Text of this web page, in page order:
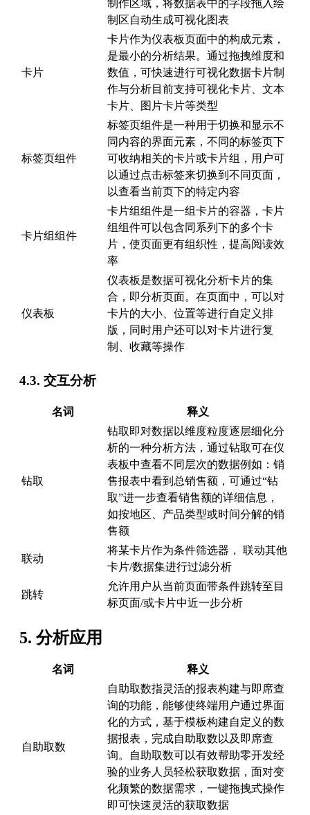
制作区域，将数据表中的字段拖入绘
制区自动生成可视化图表
卡片
卡片作为仪表板页面中的构成元素，
是最小的分析结果。通过拖拽维度和
数值，可快速进行可视化数据卡片制
作与分析目前支持可视化卡片、文本
卡片、图片卡片等类型
标签页组件
标签页组件是一种用于切换和显示不
同内容的界面元素，不同的标签页下
可收纳相关的卡片或卡片组，用户可
以通过点击标签来切换到不同页面，
以查看当前页下的特定内容
卡片组组件
卡片组组件是一组卡片的容器，卡片
组组件可以包含同系列下的多个卡
片，使页面更有组织性，提高阅读效
率
仪表板
仪表板是数据可视化分析卡片的集
合，即分析页面。在页面中，可以对
卡片的大小、位置等进行自定义排
版，同时用户还可以对卡片进行复
制、收藏等操作
4.3. 交互分析
名词 释义
钻取
钻取即对数据以维度粒度逐层细化分
析的一种分析方法，通过钻取可在仪
表板中查看不同层次的数据例如：销
售报表中看到总销售额，可通过“钻
取”进一步查看销售额的详细信息，
如按地区、产品类型或时间分解的销
售额
联动
将某卡片作为条件筛选器， 联动其他
卡片/数据集进行过滤分析
跳转
允许用户从当前页面带条件跳转至目
标页面/或卡片中近一步分析
5. 分析应用
名词 释义
自助取数
自助取数指灵活的报表构建与即席查
询的功能，能够使终端用户通过界面
化的方式，基于模板构建自定义的数
据报表，完成自助取数以及即席查
询。自助取数可以有效帮助零开发经
验的业务人员轻松获取数据，面对变
化频繁的数据需求，一键拖拽式操作
即可快速灵活的获取数据